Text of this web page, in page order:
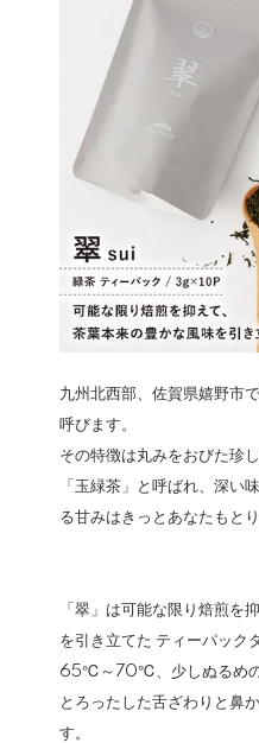
九州北西部、佐賀県嬉野市
呼びます。
その特徴は丸みをおびた珍し
「玉緑茶」と呼ばれ、深い
る甘みはきっとあなたもと
「翠」は可能な限り焙煎を
を引き立てた ティーパック
65℃～70℃、少しぬるめの
とろったした舌ざわりと鼻
す。